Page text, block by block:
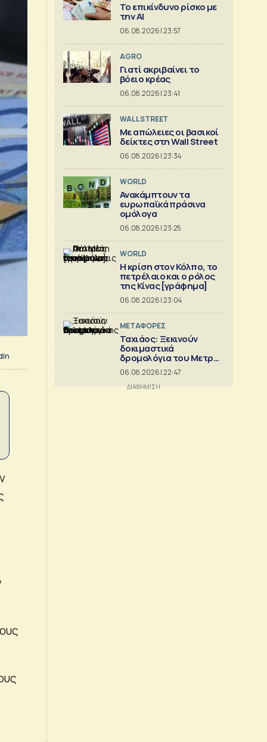
Το επικίνδυνο ρίσκο με
την ΑΙ
06.08.2026 | 23:57
AGRO
Γιατί ακριβαίνει το
βόειο κρέας
06.08.2026 | 23:41
WALL STREET
Με απώλειες οι βασικοί
δείκτες στη Wall Street
06.08.2026 | 23:34
WORLD
Ανακάμπτουν τα
ευρωπαϊκά πράσινα
ομόλογα
06.08.2026 | 23:25
WORLD
Η κρίση στoν Κόλπο, το
πετρέλαιο και ο ρόλος
της Κίνας [γράφημα]
06.08.2026 | 23:04
ΜΕΤΑΦΟΡΕΣ
Ταχιάος: Ξεκινούν
δοκιμαστικά
δρομολόγια του Μετρό
Θεσσαλονίκης προς
Καλαμαριά
06.08.2026 | 22:47